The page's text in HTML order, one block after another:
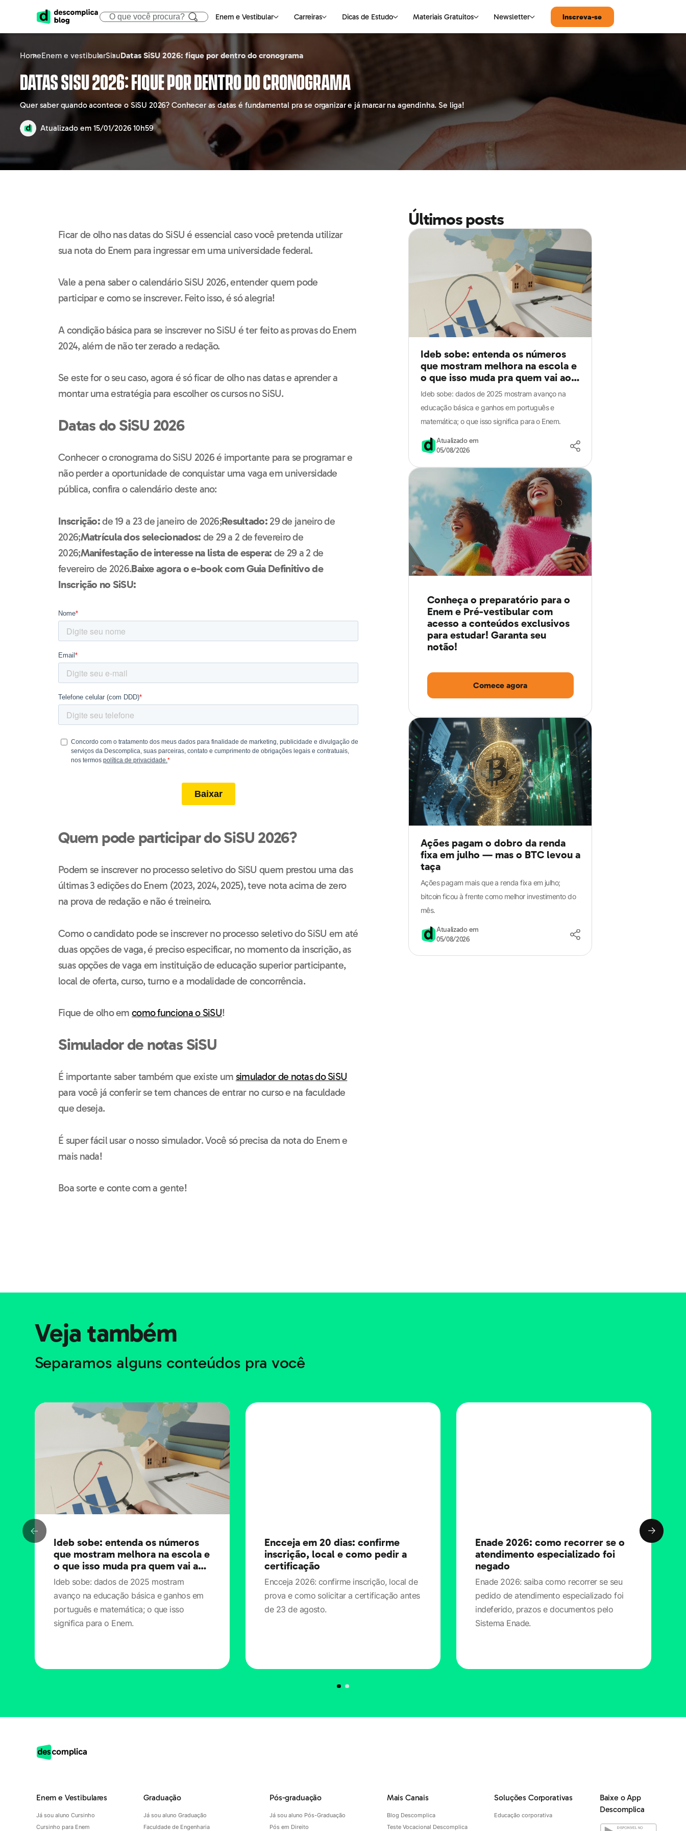
Enem e Vestibular
ENEM
Calendário
Gabaritos e Resultados
Sisu
Prouni
Fies
VESTIBULAR
Medicina
Universidades
Carreiras
ÁREAS DE ESTUDO
Tecnologia
Marketing
Gestão
Educação
Engenharia
Faculdade
Pós-graduação
Cursos Livres
Parceiros
Dicas de Estudo
CIÊNCIAS HUMANAS
Filosofia
Sociologia
Atualidades
CIÊNCIAS DA NATUREZA
Biologia
Física
Química
Redação
Literatura
Espanhol
Materiais Gratuitos
Mapas Mentais
Newsletter Inscreva-se
HomeEnem e vestibularSisuDatas SiSU 2026: fique por dentro do cronograma
Datas SiSU 2026: fique por dentro do cronograma
Quer saber quando acontece o SiSU 2026? Conhecer as datas é fundamental pra se organizar e já marcar na agendinha. Se liga!
Atualizado em 15/01/2026 10h59
Ficar de olho nas datas do SiSU é essencial caso você pretenda utilizar
sua nota do Enem para ingressar em uma universidade federal.
Vale a pena saber o calendário SiSU 2026, entender quem pode
participar e como se inscrever. Feito isso, é só alegria!
A condição básica para se inscrever no SiSU é ter feito as provas do Enem
2024, além de não ter zerado a redação.
Se este for o seu caso, agora é só ficar de olho nas datas e aprender a
montar uma estratégia para escolher os cursos no SiSU.
Datas do SiSU 2026
Conhecer o cronograma do SiSU 2026 é importante para se programar e
não perder a oportunidade de conquistar uma vaga em universidade
pública, confira o calendário deste ano:
Inscrição:de 19 a 23 de janeiro de 2026;Resultado:29 de janeiro de
2026;Matrícula dos selecionados: de 29 a 2 de fevereiro de
2026;Manifestação de interesse na lista de espera: de 29 a 2 de
fevereiro de 2026.Baixe agora o e-book comGuia Definitivo de
Inscrição no SiSU:
Quem pode participar do SiSU 2026?
Podem se inscrever no processo seletivo do SiSU quem prestou uma das
últimas 3 edições do Enem (2023, 2024, 2025), teve nota acima de zero
na prova de redação e não é treineiro.
Como o candidato pode se inscrever no processo seletivo do SiSU em até
duas opções de vaga, é preciso especificar, no momento da inscrição, as
suas opções de vaga em instituição de educação superior participante,
local de oferta, curso, turno e a modalidade de concorrência.
Fique de olho emcomo funciona o SiSU!
Simulador de notas SiSU
É importante saber também que existe um simulador de notas do SiSU
para você já conferir se tem chances de entrar no curso e na faculdade
que deseja.
É super fácil usar o nosso simulador. Você só precisa da nota do Enem e
mais nada!
Boa sorte e conte com a gente!
Últimos posts
Ideb sobe: entenda os números
que mostram melhora na escola e
o que isso muda pra quem vai ao
Enem
Ideb sobe: dados de 2025 mostram avanço na
educação básica e ganhos em português e
matemática; o que isso significa para o Enem.
Atualizado em
05/08/2026
Conheça o preparatório para o
Enem e Pré-vestibular com
acesso a conteúdos exclusivos
para estudar! Garanta seu
notão!
Comece agora
Ações pagam o dobro da renda
fixa em julho — mas o BTC levou a
taça
Ações pagam mais que a renda fixa em julho;
bitcoin ficou à frente como melhor investimento do
mês.
Atualizado em
05/08/2026
Veja também
Separamos alguns conteúdos pra você
Ideb sobe: entenda os números
que mostram melhora na escola e
o que isso muda pra quem vai ao
Enem
Ideb sobe: dados de 2025 mostram
avanço na educação básica e ganhos em
português e matemática; o que isso
significa para o Enem.
Encceja em 20 dias: confirme
inscrição, local e como pedir a
certificação
Encceja 2026: confirme inscrição, local de
prova e como solicitar a certificação antes
de 23 de agosto.
Enade 2026: como recorrer se o
atendimento especializado foi
negado
Enade 2026: saiba como recorrer se seu
pedido de atendimento especializado foi
indeferido, prazos e documentos pelo
Sistema Enade.
Enem e Vestibulares
Já sou aluno Cursinho
Cursinho para Enem
Graduação
Já sou aluno Graduação
Faculdade de Engenharia
Pós-graduação
Já sou aluno Pós-Graduação
Pós em Direito
Mais Canais
Blog Descomplica
Teste Vocacional Descomplica
Soluções Corporativas
Educação corporativa
Baixe o App
Descomplica